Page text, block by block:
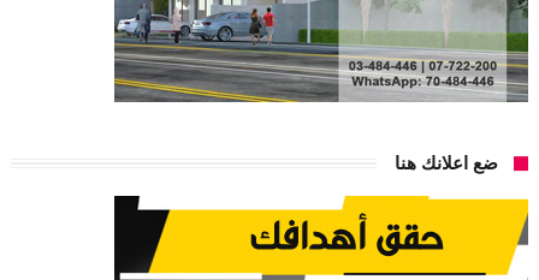
ضع اعلانك هنا